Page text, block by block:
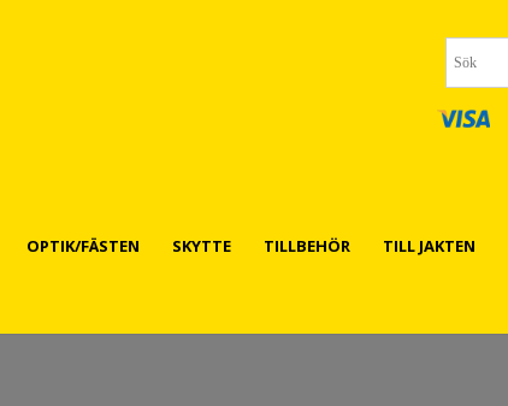
OPTIK/FÄSTEN SKYTTE TILLBEHÖR TILL JAKTEN